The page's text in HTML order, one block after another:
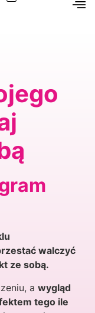
walczyć
ze sobą.
a wygląd
tego ile